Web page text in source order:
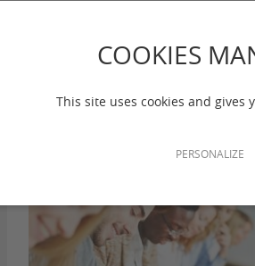
COOKIES
This site uses cookies and gives
PERSONALIZE
Offre de